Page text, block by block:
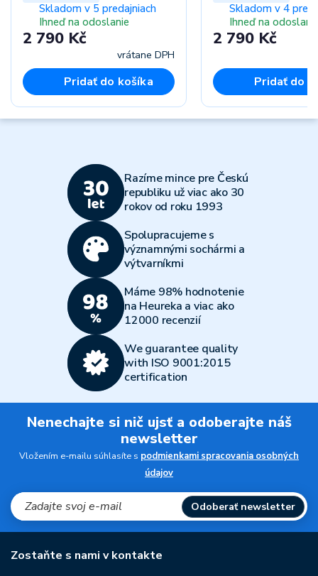
Skladom v 5 predajniach
Ihneď na odoslanie
2 790 Kč
vrátane DPH
Pridať do košíka
Skladom v 4
Ihneď na
2 790 Kč
Pridať do
Razíme mince pre Českú
republiku už viac ako 30
rokov od roku 1993
Spolupracujeme s
významnými sochármi a
výtvarníkmi
Máme 98% hodnotenie
na Heureka a viac ako
12000 recenzií
We guarantee quality
with ISO 9001:2015
certification
Nenechajte si nič ujsť a odoberajte náš
newsletter
Vložením e-mailu súhlasíte s podmienkami spracovania osobných
údajov
Odoberať newsletter
Zostaňte s nami v kontakte